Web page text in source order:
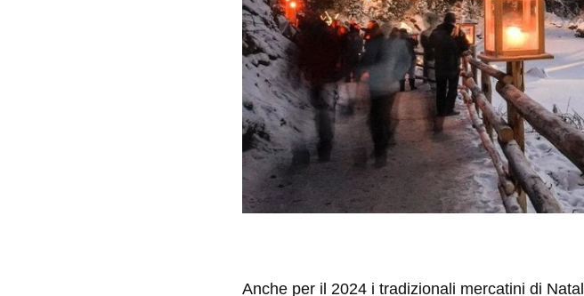
Anche per il 2024 i tradizionali mercatini di